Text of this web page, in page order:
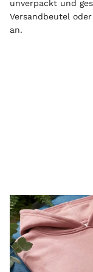
unverpackt und
Versandbeutel
an.